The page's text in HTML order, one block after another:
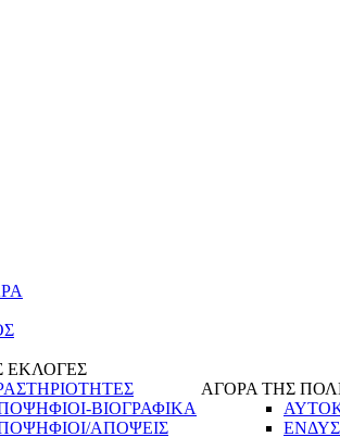
ΕΚΛΟΓΕΣ
ΒΙΟΓΡΑΦΙΚΑ
ΑΠΟΨΕΙΣ
ΑΓΟΡΑ ΤΗΣ